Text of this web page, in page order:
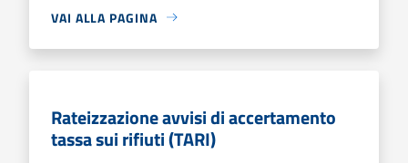
VAI ALLA PAGINA
Rateizzazione avvisi di accertamento
tassa sui rifiuti (TARI)